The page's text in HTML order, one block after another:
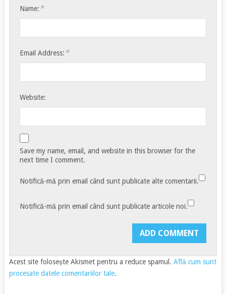
Name: *
Email Address: *
Website:
Save my name, email, and website in this browser for the
next time I comment.
Notifică-mă prin email când sunt publicate alte comentarii.
Notifică-mă prin email când sunt publicate articole noi.
Acest site folosește Akismet pentru a reduce spamul. Află cum sunt
procesate datele comentariilor tale.